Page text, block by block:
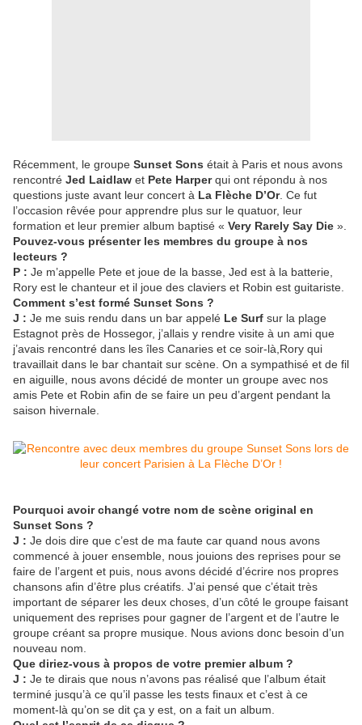
Récemment, le groupe Sunset Sons était à Paris et nous avons
rencontré Jed Laidlaw et Pete Harperqui ont répondu à nos
questions juste avant leur concert à La Flèche D’Or. Ce fut
l’occasion rêvée pour apprendre plus sur le quatuor, leur
formation et leur premier album baptisé « Very Rarely Say Die ».
Pouvez-vous présenter les membres du groupe à nos
lecteurs ?
P : Je m’appelle Pete et joue de la basse, Jed est à la batterie,
Rory est le chanteur et il joue des claviers et Robin est guitariste.
Comment s’est formé Sunset Sons ?
J : Je me suis rendu dans un bar appelé Le Surf sur la plage
Estagnot près de Hossegor, j’allais y rendre visite à un ami que
j’avais rencontré dans les îles Canaries et ce soir-là,Rory qui
travaillait dans le bar chantait sur scène. On a sympathisé et de fil
en aiguille, nous avons décidé de monter un groupe avec nos
amis Pete et Robin afin de se faire un peu d’argent pendant la
saison hivernale.
Pourquoi avoir changé votre nom de scène original en
Sunset Sons ?
J : Je dois dire que c’est de ma faute car quand nous avons
commencé à jouer ensemble, nous jouions des reprises pour se
faire de l’argent et puis, nous avons décidé d’écrire nos propres
chansons afin d’être plus créatifs. J’ai pensé que c’était très
important de séparer les deux choses, d’un côté le groupe faisant
uniquement des reprises pour gagner de l’argent et de l’autre le
groupe créant sa propre musique. Nous avions donc besoin d’un
nouveau nom.
Que diriez-vous à propos de votre premier album ?
J : Je te dirais que nous n’avons pas réalisé que l’album était
terminé jusqu’à ce qu’il passe les tests finaux et c’est à ce
moment-là qu’on se dit ça y est, on a fait un album.